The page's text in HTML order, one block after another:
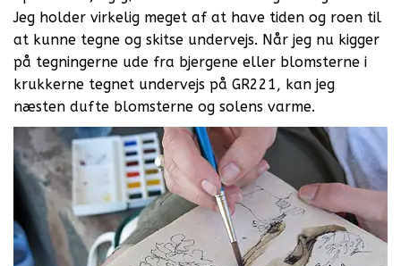
Jeg holder virkelig meget af at have tiden og roen til
at kunne tegne og skitse undervejs. Når jeg nu kigger
på tegningerne ude fra bjergene eller blomsterne i
krukkerne tegnet undervejs på GR221, kan jeg
næsten dufte blomsterne og solens varme.